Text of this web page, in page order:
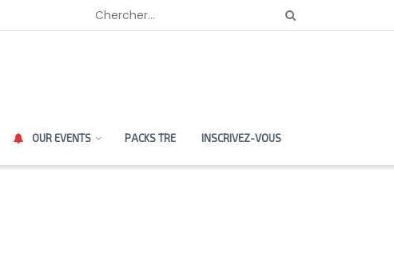
OUR EVENTS PACKS TRE INSCRIVEZ-VOUS